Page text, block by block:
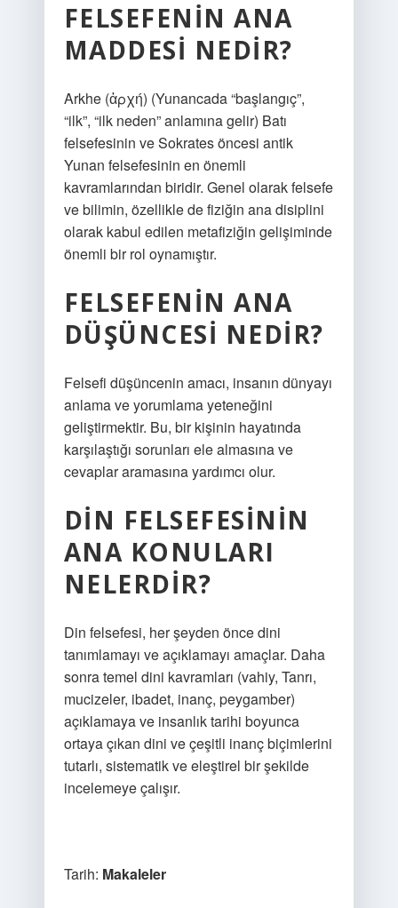
FELSEFENIN ANA
MADDESI NEDIR?
Arkhe (ἀρχή) (Yunancada “başlangıç”,
“ilk”, “ilk neden” anlamına gelir) Batı
felsefesinin ve Sokrates öncesi antik
Yunan felsefesinin en önemli
kavramlarından biridir. Genel olarak felsefe
ve bilimin, özellikle de fiziğin ana disiplini
olarak kabul edilen metafiziğin gelişiminde
önemli bir rol oynamıştır.
FELSEFENIN ANA
DÜŞÜNCESI NEDIR?
Felsefi düşüncenin amacı, insanın dünyayı
anlama ve yorumlama yeteneğini
geliştirmektir. Bu, bir kişinin hayatında
karşılaştığı sorunları ele almasına ve
cevaplar aramasına yardımcı olur.
DIN FELSEFESININ
ANA KONULARI
NELERDIR?
Din felsefesi, her şeyden önce dini
tanımlamayı ve açıklamayı amaçlar. Daha
sonra temel dini kavramları (vahiy, Tanrı,
mucizeler, ibadet, inanç, peygamber)
açıklamaya ve insanlık tarihi boyunca
ortaya çıkan dini ve çeşitli inanç biçimlerini
tutarlı, sistematik ve eleştirel bir şekilde
incelemeye çalışır.
Tarih: Makaleler